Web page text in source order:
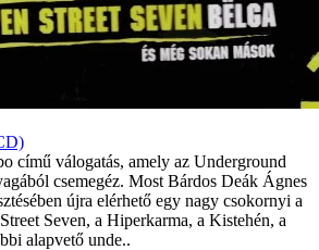
című válogatás, amely az Underground
csemegéz. Most Bárdos Deák Ágnes
újra elérhető egy nagy csokornyi a
Seven, a Hiperkarma, a Kistehén, a
alapvető unde..